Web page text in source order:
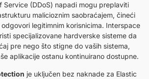
Service (DDoS) napadi mogu preplaviti
malicioznim saobraćajem, čineći
legitimnim korisnicima. Interspace
specijalizovane hardverske sisteme da
pre nego što stigne do vaših sistema,
aplikacije ostanu kontinuirano dostupne.
je uključen bez naknade za Elastic